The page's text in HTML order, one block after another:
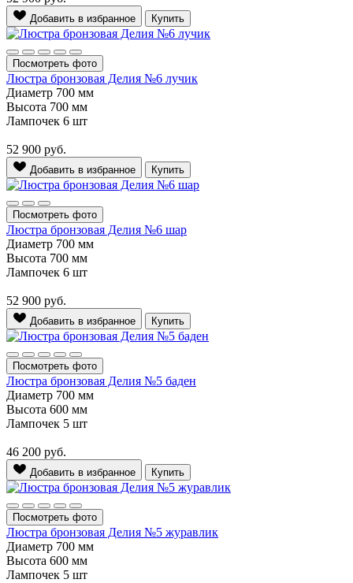
Добавить в избранное Купить
Посмотреть фото
Люстра бронзовая Делия №6 лучик
Диаметр 700 мм
Высота 700 мм
Лампочек 6 шт
52 900 руб.
Добавить в избранное Купить
Посмотреть фото
Люстра бронзовая Делия №6 шар
Диаметр 700 мм
Высота 700 мм
Лампочек 6 шт
52 900 руб.
Добавить в избранное Купить
Посмотреть фото
Люстра бронзовая Делия №5 баден
Диаметр 700 мм
Высота 600 мм
Лампочек 5 шт
46 200 руб.
Добавить в избранное Купить
Посмотреть фото
Люстра бронзовая Делия №5 журавлик
Диаметр 700 мм
Высота 600 мм
Лампочек 5 шт